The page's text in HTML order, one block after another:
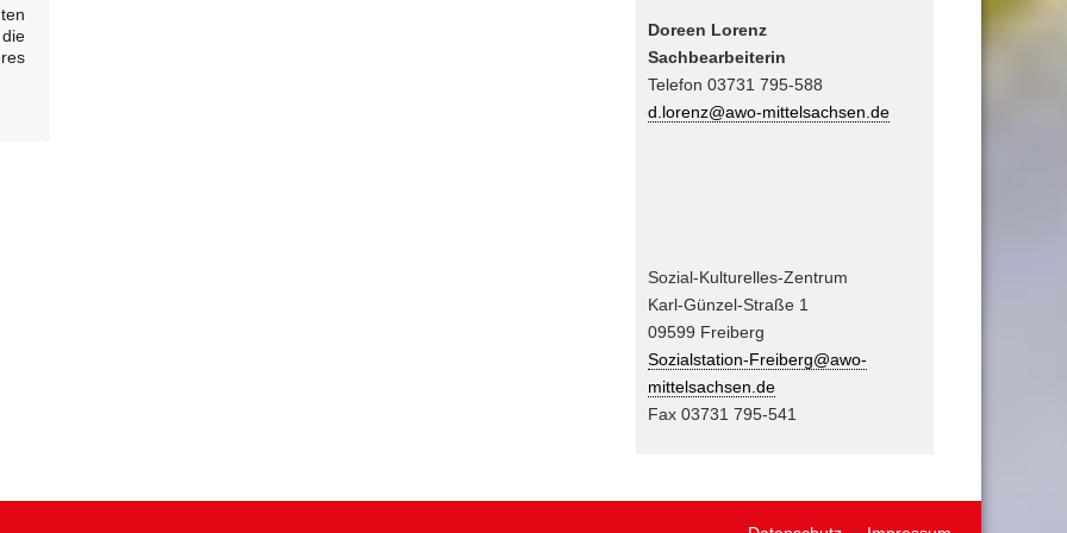
Doreen Lorenz
Sachbearbeiterin
Telefon 03731 795-588
d.lorenz@awo-mittelsachsen.de
Sozial-Kulturelles-Zentrum
Karl-Günzel-Straße 1
09599 Freiberg
Sozialstation-Freiberg@awo-
mittelsachsen.de
Fax 03731 795-541